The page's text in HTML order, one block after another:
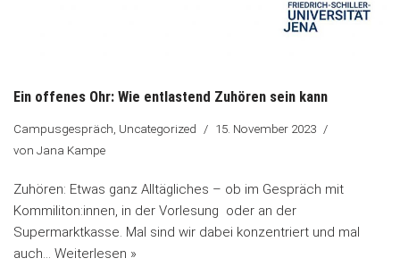
Ein offenes Ohr: Wie entlastend Zuhören sein kann
Campusgespräch Uncategorized
15. November 2023
von Jana Kampe
Zuhören: Etwas ganz Alltägliches – ob im Gespräch mit
Kommiliton:innen, in der Vorlesung oder an der
Supermarktkasse. Mal sind wir dabei konzentriert und mal
auch… Weiterlesen »